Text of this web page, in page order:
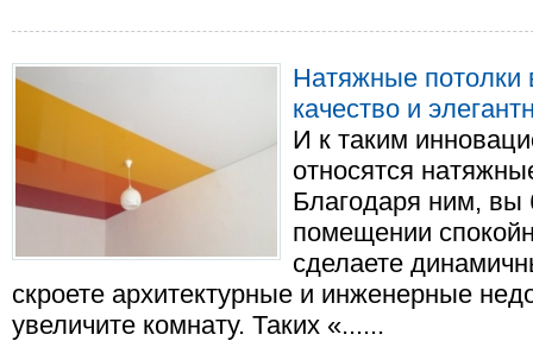
Натяжные потолки
качество и
И к таким
относятся
Благодаря ним, вы
помещении
сделаете
скроете архитектурные и инженерные
увеличите комнату. Таких «......